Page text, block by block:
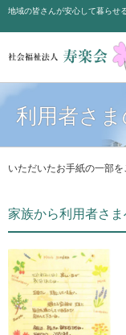
地域の皆さんが安心して暮らせ
利用者さ
いただいたお手紙の一部を
家族から利用者さま